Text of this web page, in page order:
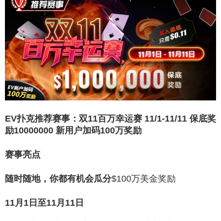
EV扑克推荐赛事：双11百万幸运赛 11/1-11/11 保底奖
励10000000 新用户加码100万奖励
赛事亮点
随时随地，你都有机会瓜分$100万美金奖励
11月1日至11月11日